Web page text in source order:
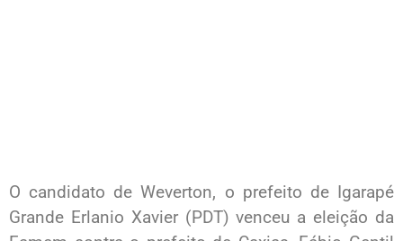
O candidato de Weverton, o prefeito de Igarapé
Grande Erlanio Xavier (PDT) venceu a eleição da